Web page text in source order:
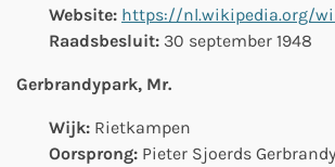
Website: https://nl.wikipedia.org/
Raadsbesluit: 30 september 1948
Gerbrandypark, Mr.
Wijk: Rietkampen
Oorsprong: Pieter Sjoerds